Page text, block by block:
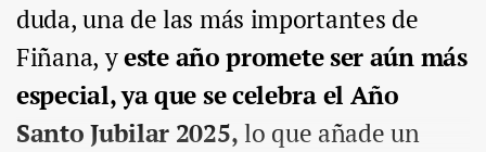
duda, una de las más importantes de
Fiñana, yeste año promete ser aún más
especial, ya que se celebra el Año
Santo Jubilar 2025,lo que añade un